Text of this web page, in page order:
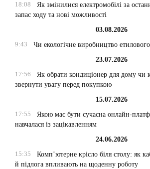
18:08
Як змінилися електромобілі за
запас ходу та нові можливості
03.08.2026
9:43
Чи екологічне виробництво
23.07.2026
17:56
Як обрати кондиціонер для дому чи
звернути увагу перед покупкою
15.07.2026
17:55
Якою має бути сучасна онлайн-
навчалася із зацікавленням
24.06.2026
15:35
Комп’ютерне крісло біля столу: як
й підлога впливають на щоденну роботу